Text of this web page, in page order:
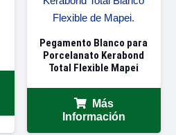
Pegamento Blanco para
Porcelanato Kerabond
Total Flexible Mapei
Más
Información